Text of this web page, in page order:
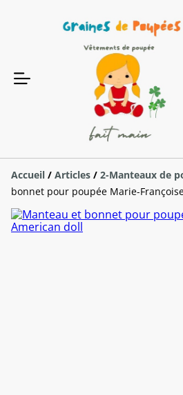
Accueil / Articles / 2-Manteaux de
bonnet pour poupée Marie-